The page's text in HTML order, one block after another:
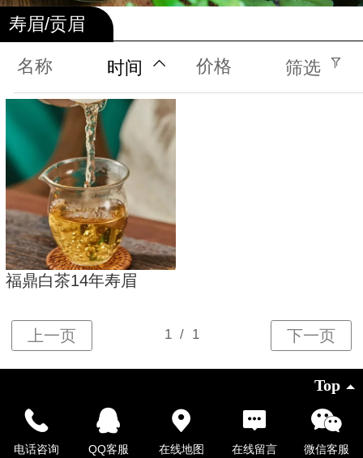
寿眉/贡眉
名称 时间 价格 筛选
福鼎白茶14年寿眉
Top
2026 版权所有
凡科建站提供技术支持
电脑版
电话咨询 QQ客服 在线地图 在线留言 微信客服